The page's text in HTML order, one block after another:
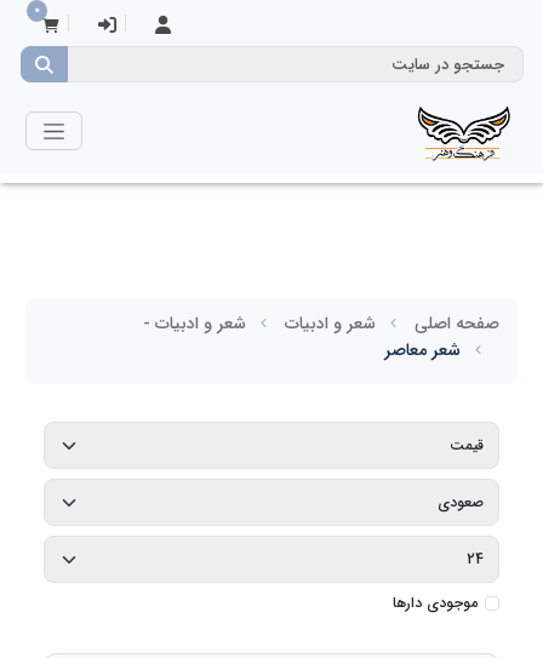
0
صفحه اصلی شعر و ادبیات
شعر و ادبیات -
شعر معاصر
موجودی دارها